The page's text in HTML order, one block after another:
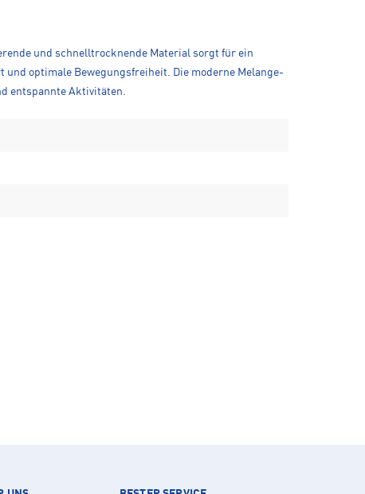
und schnelltrocknende Material sorgt für ein
und optimale Bewegungsfreiheit. Die moderne Melange-
entspannte Aktivitäten.